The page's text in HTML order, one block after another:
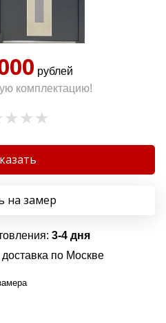
рублей
комплектацию!
на замер
3-4 дня
по Москве